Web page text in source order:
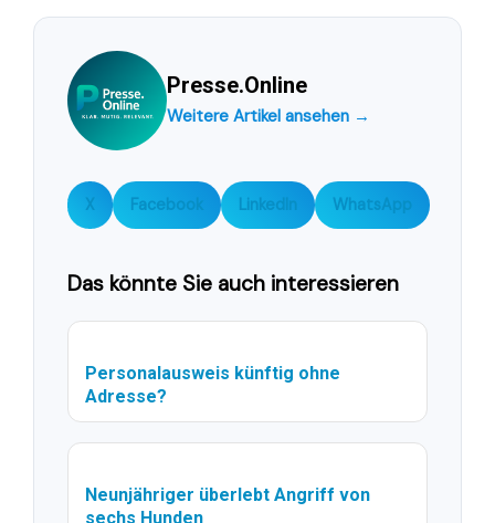
Presse.Online
Weitere Artikel ansehen →
X Facebook LinkedIn WhatsApp
Das könnte Sie auch interessieren
Personalausweis künftig ohne
Adresse?
Neunjähriger überlebt Angriff von
sechs Hunden